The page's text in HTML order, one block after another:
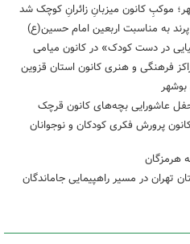
موکبِ کانون میزبانِ زائرانِ کوچک شد
به مناسبت اربعین امام حسین(ع)
در دست کودک» در کانون میامی
فرهنگی و هنری کانون استان قزوین
عاشورایی بچه‌های کانون قرچک
پرورش فکری کودکان و نوجوانان
هرمزگان
تهران در مسیر راهپیمایی جاماندگان